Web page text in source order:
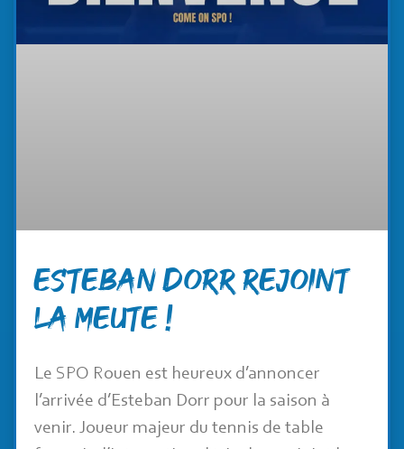
Esteban Dorr rejoint
la meute !
Le SPO Rouen est heureux d’annoncer
l’arrivée d’Esteban Dorr pour la saison à
venir. Joueur majeur du tennis de table